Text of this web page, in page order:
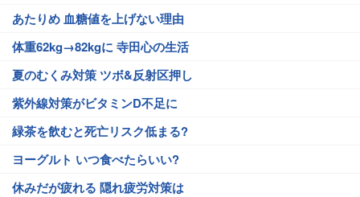
あたりめ 血糖値を上げない理由
体重62kg→82kgに 寺田心の生活
夏のむくみ対策 ツボ&反射区押し
紫外線対策がビタミンD不足に
緑茶を飲むと死亡リスク低まる?
ヨーグルト いつ食べたらいい?
休みだが疲れる 隠れ疲労対策は